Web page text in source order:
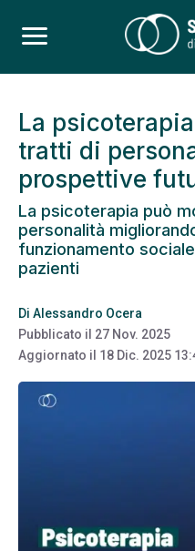
La
tratti di
prospettive
La psicoterapia può
personalità
funzionamento
pazienti
Di Alessandro Ocera
Pubblicato il 27 Nov. 2025
Aggiornato il 18 Dic. 2025